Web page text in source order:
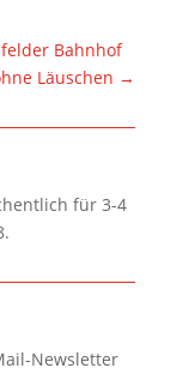
Bahnhof
Läuschen →
für 3-4
Newsletter